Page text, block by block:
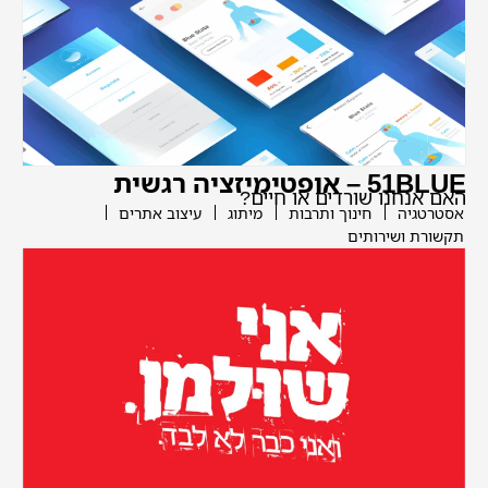
51BLUE – אופטימיזציה רגשית
האם אנחנו שורדים או חיים?
אסטרטגיה חינוך ותרבות מיתוג
עיצוב אתרים
תקשורת ושירותים